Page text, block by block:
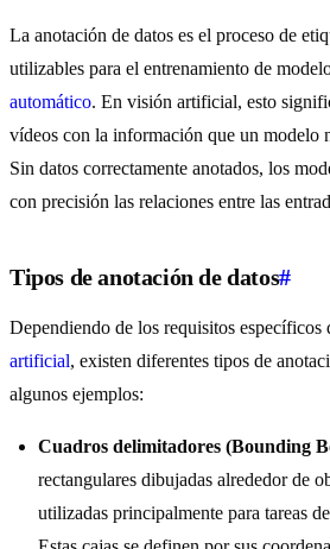
La anotación de datos es el proceso de
utilizables para el entrenamiento de
automático. En visión artificial, esto
vídeos con la información que un modelo
Sin datos correctamente anotados, los
con precisión las relaciones entre las
Tipos de anotación de datos#
Dependiendo de los requisitos específicos
artificial, existen diferentes tipos de
algunos ejemplos:
Cuadros delimitadores (Bounding
rectangulares dibujadas alrededor de
utilizadas principalmente para tareas